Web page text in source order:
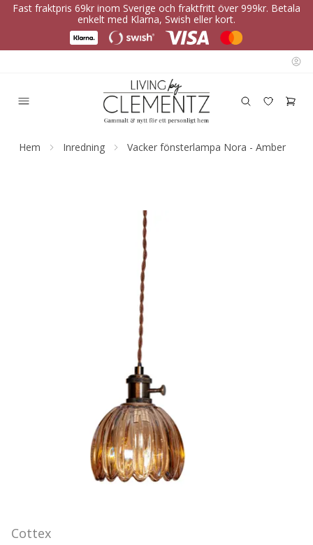
Fast fraktpris 69kr inom Sverige och fraktfritt över 999kr. Betala
enkelt med Klarna, Swish eller kort.
Hem Inredning Vacker fönsterlampa Nora - Amber
Cottex